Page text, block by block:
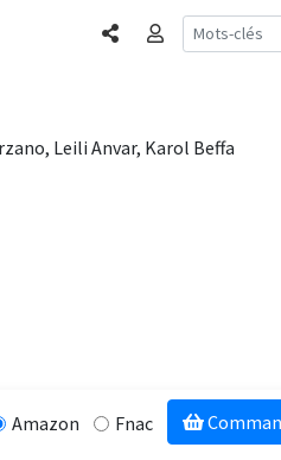
PartagerConnexion
Leili Anvar, Karol Beffa
Amazon Fnac